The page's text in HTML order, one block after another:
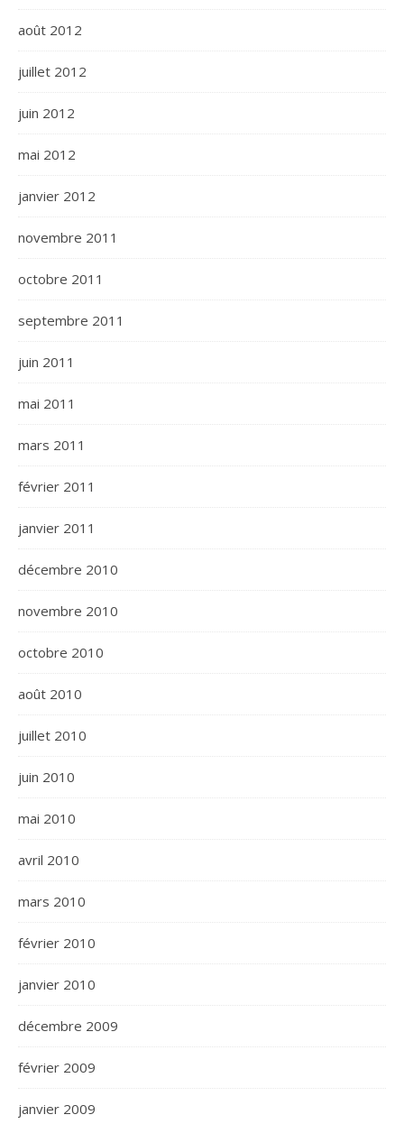
août 2012
juillet 2012
juin 2012
mai 2012
janvier 2012
novembre 2011
octobre 2011
septembre 2011
juin 2011
mai 2011
mars 2011
février 2011
janvier 2011
décembre 2010
novembre 2010
octobre 2010
août 2010
juillet 2010
juin 2010
mai 2010
avril 2010
mars 2010
février 2010
janvier 2010
décembre 2009
février 2009
janvier 2009